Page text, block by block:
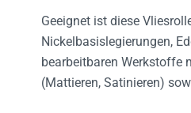
Geeignet ist diese
Nickelbasislegierungen,
bearbeitbaren Werkstoffe
(Mattieren, Satinieren)